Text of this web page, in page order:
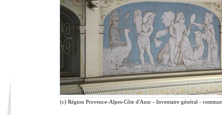
(c) Région Provence-Alpes-Côte d'Azur - Inventaire général -